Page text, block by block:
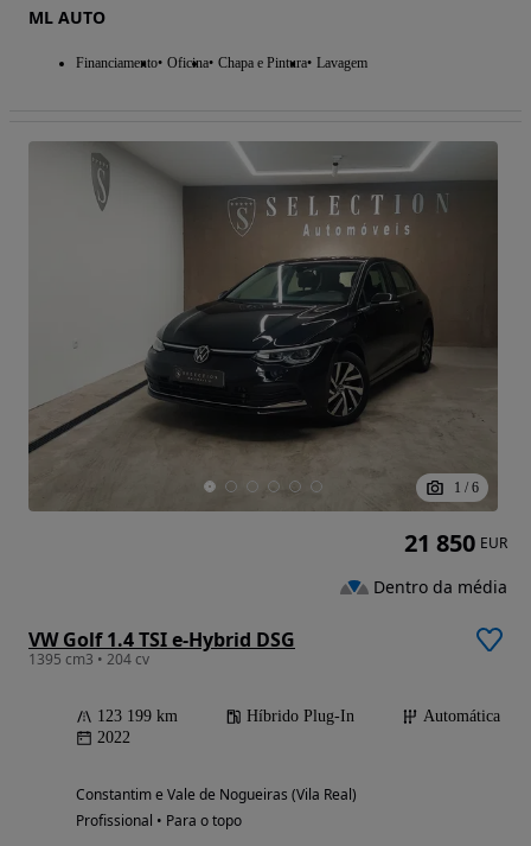
ML AUTO
Financiamento Oficina Chapa e Pintura Lavagem
1 / 6
VW Golf 1.4 TSI e-Hybrid DSG
1395 cm3 • 204 cv
123 199 km Híbrido Plug-In
Automática
2022
Constantim e Vale de Nogueiras (Vila Real)
Profissional • Para o topo
21 850 EUR
Dentro da média